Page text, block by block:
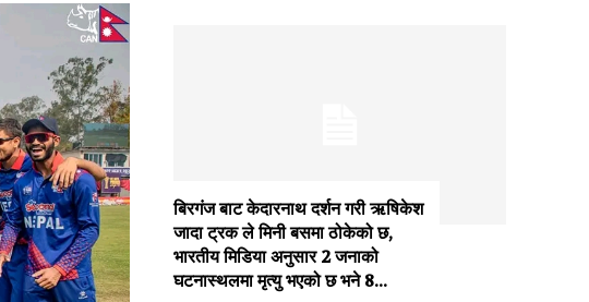
बिरगंज बाट केदारनाथ दर्शन गरी ऋषिकेश
जादा ट्रक ले मिनी बसमा ठोकेको छ,
भारतीय मिडिया अनुसार 2 जनाको
घटनास्थलमा मृत्यु भएको छ भने 8...